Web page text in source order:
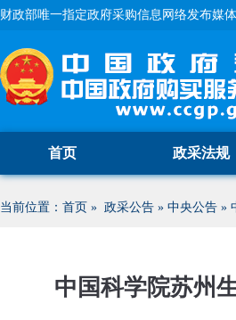
财政部唯一指定政府采购信息网络发布媒
首页 政采法规
当前位置： 首页 » 政采公告 » 中央公告 »
中国科学院苏州